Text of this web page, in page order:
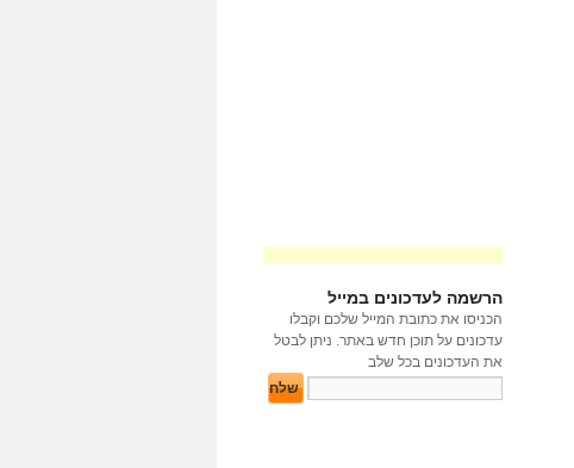
הרשמה לעדכונים במייל
הכניסו את כתובת המייל שלכם וקבלו
עדכונים על תוכן חדש באתר. ניתן לבטל
את העדכונים בכל שלב